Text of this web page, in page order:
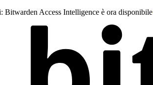
Bitwarden Access Intelligence è ora disponibile